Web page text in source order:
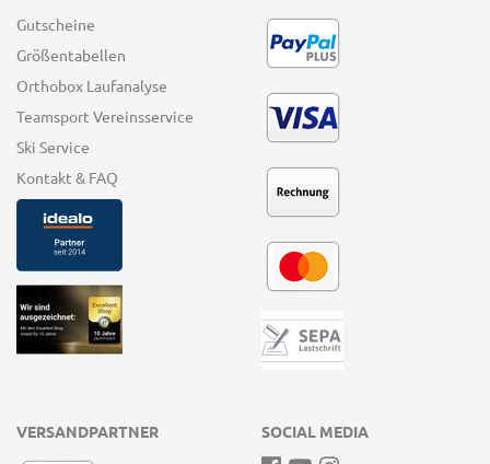
Gutscheine
Größentabellen
Orthobox Laufanalyse
Teamsport Vereinsservice
Ski Service
Kontakt & FAQ
VERSANDPARTNER SOCIAL MEDIA